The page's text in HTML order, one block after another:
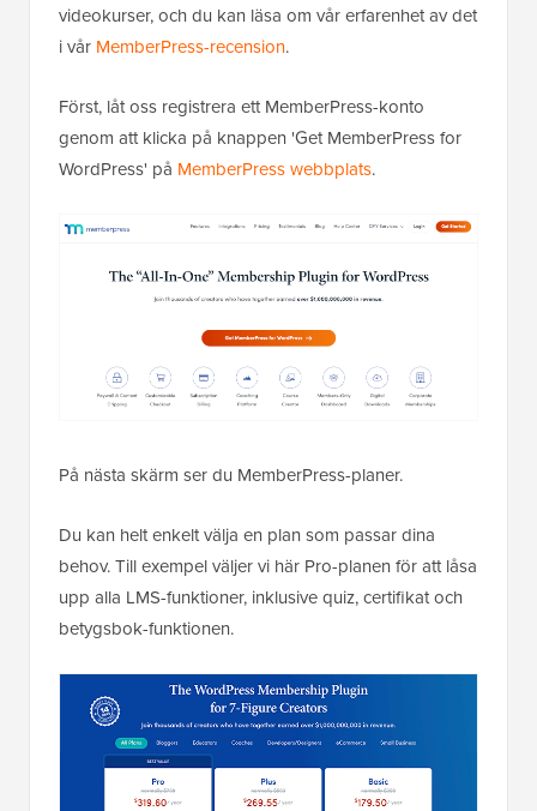
videokurser, och du kan läsa om vår erfarenhet av det
i vår MemberPress-recension.
Först, låt oss registrera ett MemberPress-konto
genom att klicka på knappen 'Get MemberPress for
WordPress' på MemberPress webbplats.
På nästa skärm ser du MemberPress-planer.
Du kan helt enkelt välja en plan som passar dina
behov. Till exempel väljer vi här Pro-planen för att låsa
upp alla LMS-funktioner, inklusive quiz, certifikat och
betygsbok-funktionen.